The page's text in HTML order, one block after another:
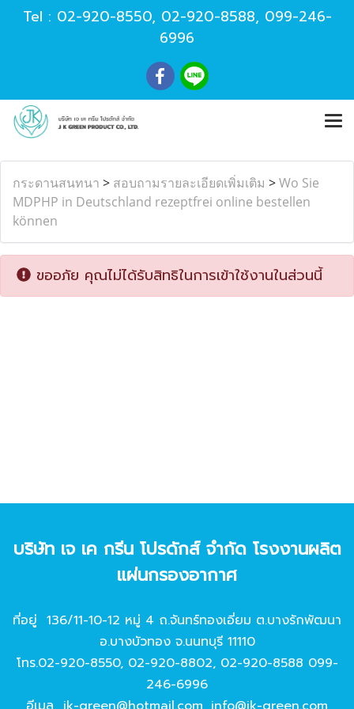
Tel : 02-920-8550, 02-920-8588, 099-246-
6996
กระดานสนทนา > สอบถามรายละเอียดเพิ่มเติม >Wo Sie
MDPHP in Deutschland rezeptfrei online bestellen
können
ขออภัย คุณไม่ได้รับสิทธิในการเข้าใช้งานในส่วนนี้
บริษัท เจ เค กรีน โปรดักส์ จํากัด โรงงานผลิต
แผ่นกรองอากาศ
ที่อยู่ 136/11-10-12 หมู่ 4 ถ.จันทร์ทองเอี่ยม ต.บางรักพัฒนา
อ.บางบัวทอง จ.นนทบุรี 11110
โทร.02-920-8550, 02-920-8802, 02-920-8588 099-
246-6996